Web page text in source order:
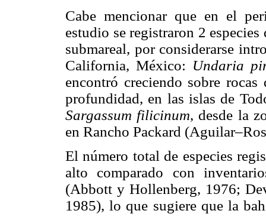
Cabe mencionar que en el
estudio se registraron 2
submareal, por considerarse
California, México: Undaria
encontró creciendo sobre
profundidad, en las islas de
Sargassum filicinum, desde la
en Rancho Packard
El número total de especies
alto comparado con
(Abbott y Hollenberg, 1976;
1985), lo que sugiere que la